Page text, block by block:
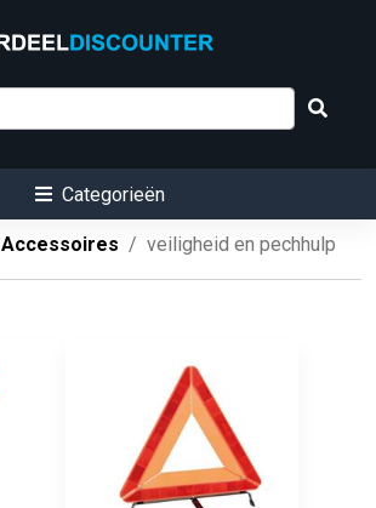
Categorieën
Accessoires veiligheid en pechhulp